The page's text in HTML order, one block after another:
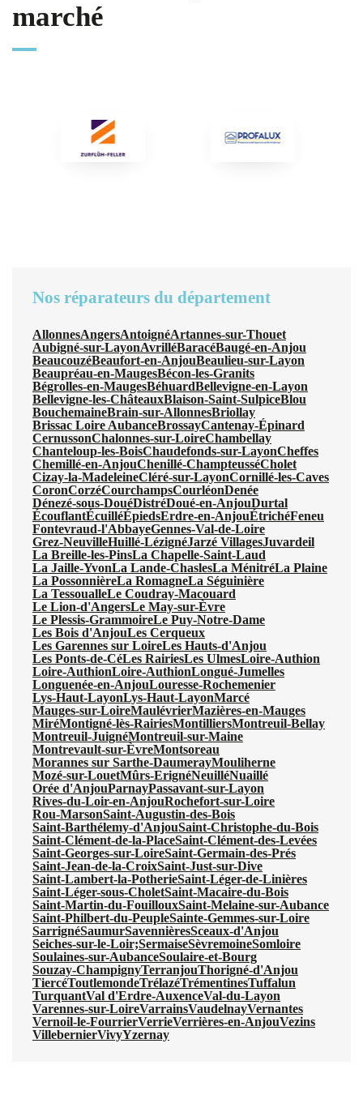
marché
Nos réparateurs du département
AllonnesAngersAntoignéArtannes-sur-Thouet
Aubigné-sur-LayonAvrilléBaracéBaugé-en-Anjou
BeaucouzéBeaufort-en-AnjouBeaulieu-sur-Layon
Beaupréau-en-MaugesBécon-les-Granits
Bégrolles-en-MaugesBéhuardBellevigne-en-Layon
Bellevigne-les-ChâteauxBlaison-Saint-SulpiceBlou
BouchemaineBrain-sur-AllonnesBriollay
Brissac Loire AubanceBrossayCantenay-Épinard
CernussonChalonnes-sur-LoireChambellay
Chanteloup-les-BoisChaudefonds-sur-LayonCheffes
Chemillé-en-AnjouChenillé-ChampteusséCholet
Cizay-la-MadeleineCléré-sur-LayonCornillé-les-Caves
CoronCorzéCourchampsCourléonDenée
Dénezé-sous-DouéDistréDoué-en-AnjouDurtal
ÉcouflantÉcuilléÉpiedsErdre-en-AnjouÉtrichéFeneu
Fontevraud-l'AbbayeGennes-Val-de-Loire
Grez-NeuvilleHuillé-LézignéJarzé VillagesJuvardeil
La Breille-les-PinsLa Chapelle-Saint-Laud
La Jaille-YvonLa Lande-ChaslesLa MénitréLa Plaine
La PossonnièreLa RomagneLa Séguinière
La TessoualleLe Coudray-Macouard
Le Lion-d'AngersLe May-sur-Èvre
Le Plessis-GrammoireLe Puy-Notre-Dame
Les Bois d'AnjouLes Cerqueux
Les Garennes sur LoireLes Hauts-d'Anjou
Les Ponts-de-CéLes RairiesLes UlmesLoire-Authion
Loire-AuthionLoire-AuthionLongué-Jumelles
Longuenée-en-AnjouLouresse-Rochemenier
Lys-Haut-LayonLys-Haut-LayonMarcé
Mauges-sur-LoireMaulévrierMazières-en-Mauges
MiréMontigné-lès-RairiesMontilliersMontreuil-Bellay
Montreuil-JuignéMontreuil-sur-Maine
Montrevault-sur-ÈvreMontsoreau
Morannes sur Sarthe-DaumerayMouliherne
Mozé-sur-LouetMûrs-ErignéNeuilléNuaillé
Orée d'AnjouParnayPassavant-sur-Layon
Rives-du-Loir-en-AnjouRochefort-sur-Loire
Rou-MarsonSaint-Augustin-des-Bois
Saint-Barthélemy-d'AnjouSaint-Christophe-du-Bois
Saint-Clément-de-la-PlaceSaint-Clément-des-Levées
Saint-Georges-sur-LoireSaint-Germain-des-Prés
Saint-Jean-de-la-CroixSaint-Just-sur-Dive
Saint-Lambert-la-PotherieSaint-Léger-de-Linières
Saint-Léger-sous-CholetSaint-Macaire-du-Bois
Saint-Martin-du-FouillouxSaint-Melaine-sur-Aubance
Saint-Philbert-du-PeupleSainte-Gemmes-sur-Loire
SarrignéSaumurSavennièresSceaux-d'Anjou
Seiches-sur-le-Loir;SermaiseSèvremoineSomloire
Soulaines-sur-AubanceSoulaire-et-Bourg
Souzay-ChampignyTerranjouThorigné-d'Anjou
TiercéToutlemondeTrélazéTrémentinesTuffalun
TurquantVal d'Erdre-AuxenceVal-du-Layon
Varennes-sur-LoireVarrainsVaudelnayVernantes
Vernoil-le-FourrierVerrieVerrières-en-AnjouVezins
VillebernierVivyYzernay